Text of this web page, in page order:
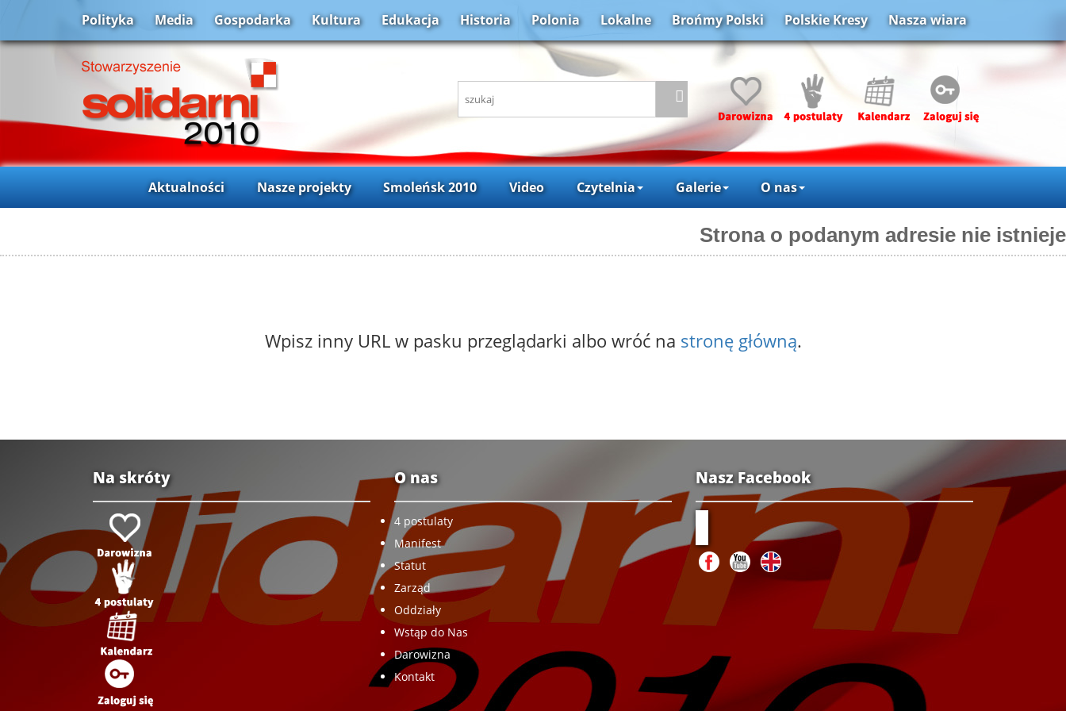
Polityka Media Gospodarka Kultura Edukacja Historia Polonia Lokalne Brońmy Polski Polskie Kresy Nasza wiara
Aktualności Nasze projekty Smoleńsk 2010 Video Czytelnia Galerie O nas
Strona o podanym adresie nie istnieje
Wpisz inny URL w pasku przeglądarki albo wróć na stronę główną.
Na skróty O nas
4 postulaty
Manifest
Statut
Zarząd
Oddziały
Wstąp do Nas
Darowizna
Kontakt
Nasz Facebook